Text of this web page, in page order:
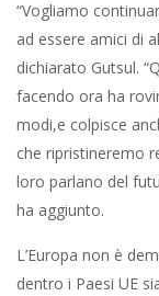
“Vogliamo
ad essere amici di
dichiarato Gutsul.
facendo ora ha
modi,e colpisce
che ripristineremo
loro parlano del
ha aggiunto.
L’Europa non è
dentro i Paesi UE